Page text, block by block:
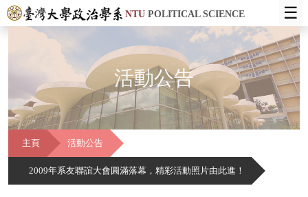
NTUPOLITICAL SCIENCE ☰
活動公告
主頁 活動公告
2009年系友聯誼大會圓滿落幕，精彩活動照片由此進！